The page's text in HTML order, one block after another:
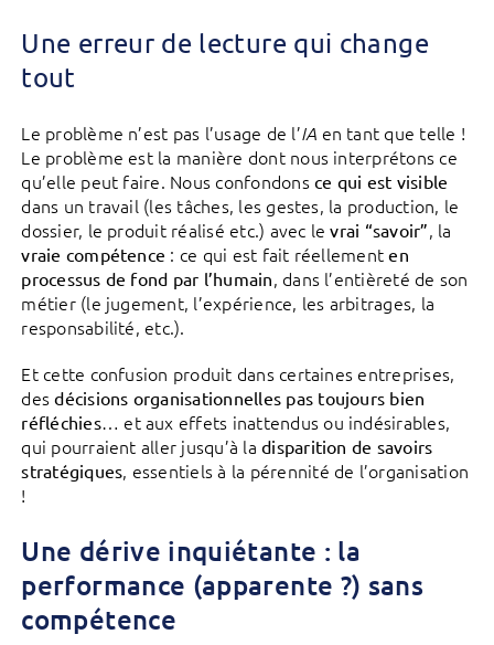
Une erreur de lecture qui change
tout
Le problème n’est pas l’usage de l’IA en tant que telle !
Le problème est la manière dont nous interprétons ce
qu’elle peut faire. Nous confondonsce qui est visible
dans un travail (les tâches, les gestes, la production, le
dossier, le produit réalisé etc.) avec levrai “savoir”, la
vraie compétence : ce qui est fait réellementen
processus de fond par l’humain, dans l’entièreté de son
métier (le jugement, l’expérience, les arbitrages, la
responsabilité, etc.).
Et cette confusion produit dans certaines entreprises,
desdécisions organisationnelles pas toujours bien
réfléchies… et aux effets inattendus ou indésirables,
qui pourraient aller jusqu’à ladisparition de savoirs
stratégiques, essentiels à la pérennité de l’organisation
!
Une dérive inquiétante : la
performance (apparente ?) sans
compétence